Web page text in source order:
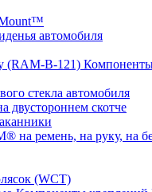
автомобиля
стекла автомобиля
скотче
на ремень, на руку, на
(WCT)